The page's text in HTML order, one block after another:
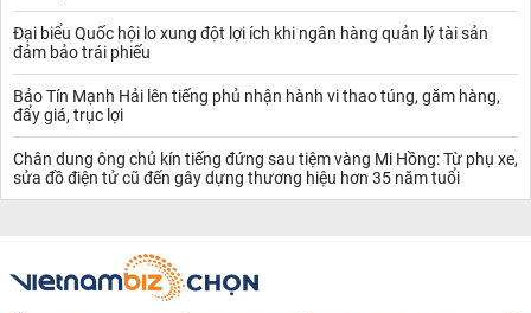
Đại biểu Quốc hội lo xung đột lợi ích khi ngân hàng quản lý tài sản
đảm bảo trái phiếu
Bảo Tín Mạnh Hải lên tiếng phủ nhận hành vi thao túng, găm hàng,
đẩy giá, trục lợi
Chân dung ông chủ kín tiếng đứng sau tiệm vàng Mi Hồng: Từ phụ xe,
sửa đồ điện tử cũ đến gây dựng thương hiệu hơn 35 năm tuổi